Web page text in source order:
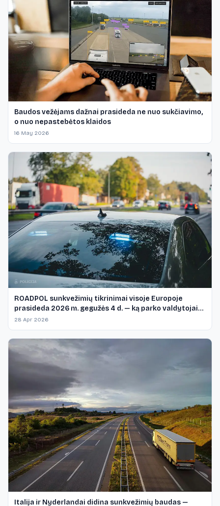
Baudos vežėjams dažnai prasideda ne nuo sukčiavimo,
o nuo nepastebėtos klaidos
16 May 2026
ROADPOL sunkvežimių tikrinimai visoje Europoje
prasideda 2026 m. gegužės 4 d. — ką parko valdytojai
turi žinoti
28 Apr 2026
Italija ir Nyderlandai didina sunkvežimių baudas —